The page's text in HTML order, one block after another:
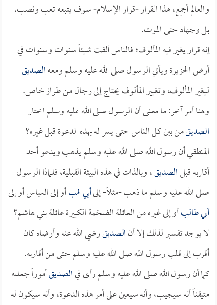
والعالم أجمع، هذا القرار -قرار الإسلام- سوف يتبعه تعب ونصب،
بل وجهاد حتى الموت.
إنه قرار يغير فيه المألوف؛ فالناس ألفت شيئاً سنوات وسنوات في
أرض الجزيرة ويأتي الرسول صلى الله عليه وسلم ومعهالصديق
ليغير المألوف، وتغيير المألوف يحتاج إلى رجال من طراز خاص.
وهنا أمر آخر: ما معنى أن الرسول صلى الله عليه وسلم اختار
الصديقمن بين كل الناس حتى يسر له بهذه الدعوة قبل غيره؟
المنطقي أن رسول الله صلى الله عليه وسلم يذهب ويدعو أحد
أقاربه قبلالصديق، وبالذات في هذه البيئة القبلية، فلماذا الرسول
صلى الله عليه وسلم ما ذهب -مثلاً- إلىأبي لهبأو إلى العباس أو إلى
أبي طالبأو إلى غيره من العائلة الضخمة الكبيرة عائلة بني هاشم؟
لا يوجد تفسير لذلك إلا أنالصديقرضي الله عنه وأرضاه كان
أقرب إلى قلب رسول الله صلى الله عليه وسلم حتى من أقاربه.
كما أن رسول الله صلى الله عليه وسلم رأى فيالصديقأموراً جعلته
متيقناً أنه سيجيب، وأنه سيعين على أمر هذه الدعوة، وأنه سيكون له